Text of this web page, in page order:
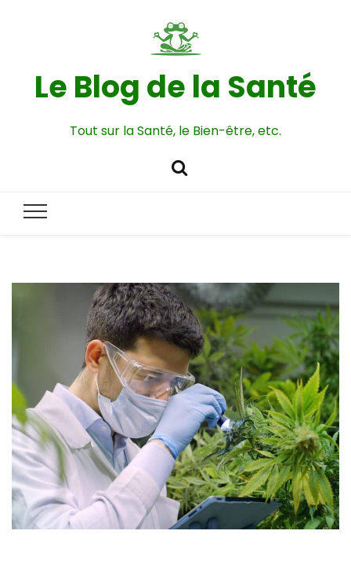
Le Blog de la Santé
Tout sur la Santé, le Bien-être, etc.